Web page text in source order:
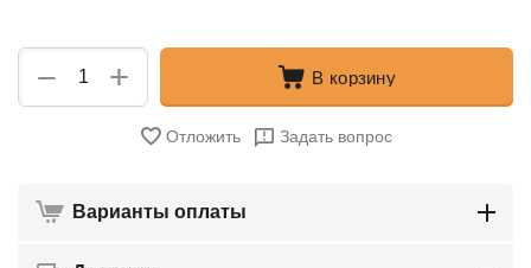
+
− В корзину
Отложить Задать вопрос
Варианты оплаты